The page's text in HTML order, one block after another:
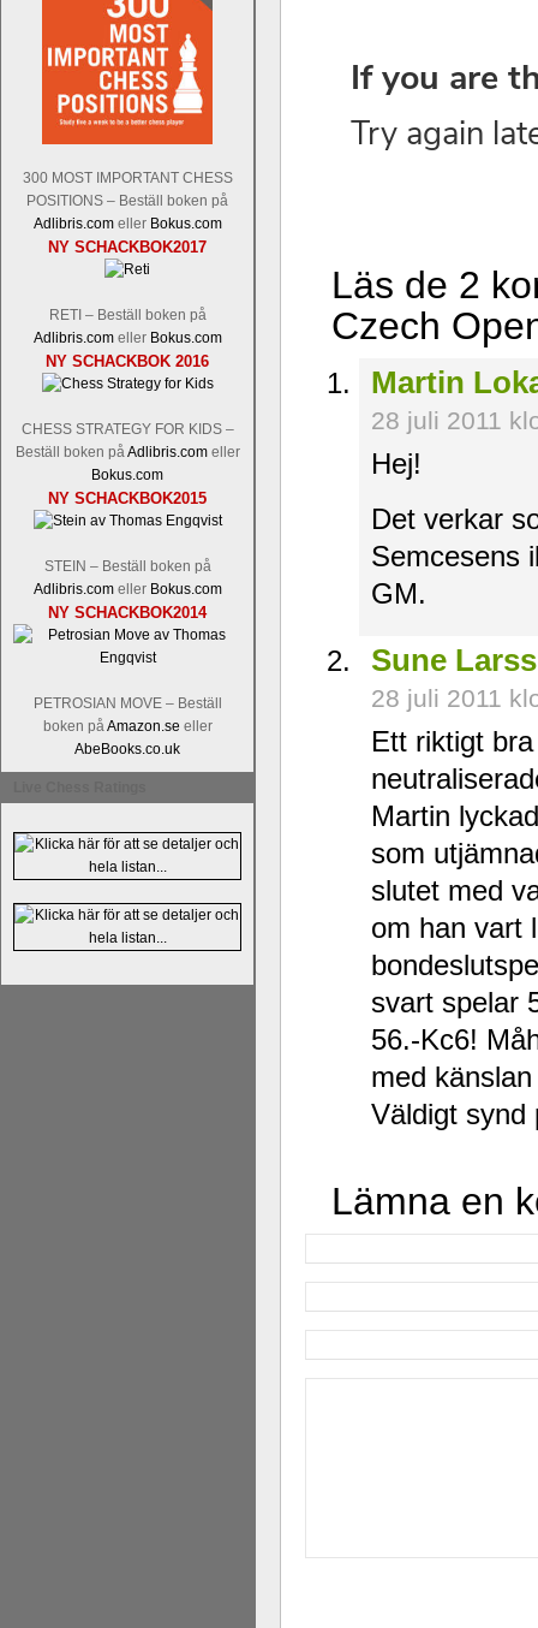
300 MOST IMPORTANT CHESS
POSITIONS – Beställ boken på
Adlibris.comeller Bokus.com
NY SCHACKBOK2017
RETI – Beställ boken på
Adlibris.comeller Bokus.com
NY SCHACKBOK 2016
CHESS STRATEGY FOR KIDS –
Beställ boken påAdlibris.comeller
Bokus.com
NY SCHACKBOK2015
STEIN – Beställ boken på
Adlibris.comeller Bokus.com
NY SCHACKBOK2014
PETROSIAN MOVE – Beställ
boken påAmazon.se eller
AbeBooks.co.uk
Läs de 2
Czech
Martin
28 juli 2011
Hej!
Det verkar
Semcesens
GM.
Sune
28 juli 2011
Ett riktigt
Martin
som
slutet med
om han vart
svart spelar
56.-Kc6!
med
Väldigt synd
Lämna en